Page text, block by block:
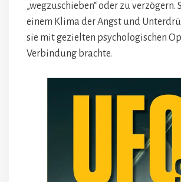
„wegzuschieben“ oder zu verzögern.
einem Klima der Angst und
sie mit gezielten psychologischen
Verbindung brachte.